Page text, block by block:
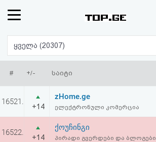
რეიტინგი
(მთავარი)
ფოსტა
კითხვა-
პასუხი
ყველა (20307)
# +/- საიტი
16521.
+14
zHome.ge
ელექტრონული კომერცია
16522.
+14
ქოუჩინგი
პირადი გვერდები და ბლოგები